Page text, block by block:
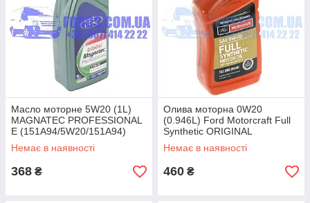
Масло моторне 5W20 (1L)
MAGNATEC PROFESSIONAL
E (151A94/5W20/151A94)
CASTROL
Немає в наявності
368 ₴
Олива моторна 0W20
(0.946L) Ford Motorcraft Full
Synthetic ORIGINAL
Немає в наявності
460 ₴